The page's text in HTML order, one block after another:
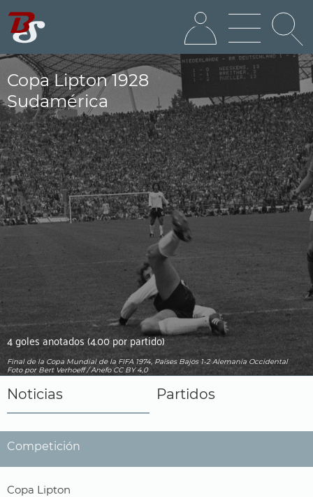
Copa Lipton 1928
Sudamérica
4 goles anotados (4.00 por partido)
Final de la Copa Mundial de la FIFA 1974, Países Bajos 1-2 Alemania Occidental
Fotopor Bert Verhoeff / Anefo CC BY 4.0
Noticias Partidos
Competición
Copa Lipton